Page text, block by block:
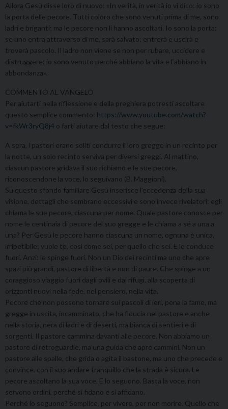
Allora Gesù disse loro di nuovo: «In verità, in verità io vi dico: io sono
la porta delle pecore. Tutti coloro che sono venuti prima di me, sono
ladri e briganti; ma le pecore non li hanno ascoltati. Io sono la porta:
se uno entra attraverso di me, sarà salvato; entrerà e uscirà e
troverà pascolo. Il ladro non viene se non per rubare, uccidere e
distruggere; io sono venuto perché abbiano la vita e l’abbiano in
abbondanza».
COMMENTO AL VANGELO
Per aiutarti nella riflessione e della preghiera potresti ascoltare
questo semplice commento: https://www.youtube.com/watch?
v=fkWr3ryQ8j4 o farti aiutare dal testo che segue:
A sera, i pastori erano soliti condurre il loro gregge in un recinto per
la notte, un solo recinto serviva per diversi greggi. Al mattino,
ciascun pastore gridava il suo richiamo e le sue pecore,
riconoscendone la voce, lo seguivano (B. Maggioni).
Su questo sfondo familiare Gesù inserisce l’eccedenza della sua
visione, dettagli che sembrano eccessivi e sono invece rivelatori: egli
chiama le sue pecore, ciascuna per nome. Quale pastore conosce per
nome le centinaia di pecore del suo gregge e le chiama a sé a una a
una? Per Gesù le pecore hanno ciascuna un nome, ognuna è unica,
irripetibile; vuole te, così come sei, per quello che sei. E le conduce
fuori. Anzi: le spinge fuori. Non un Dio dei recinti ma uno che apre
spazi più grandi, pastore di libertà e non di paure. Che spinge a un
coraggioso viaggio fuori dagli ovili e dai rifugi, alla scoperta di
orizzonti nuovi nella fede, nel pensiero, nella vita.
Pecore che non possono tornare sui pascoli di ieri, pena la fame, ma
gregge in uscita, incamminato, che ha fiducia nel pastore e anche
nella storia, nera di ladri e di deserti, ma bianca di sentieri e di
sorgenti. Il pastore cammina davanti alle pecore. Non abbiamo un
pastore di retroguardie, ma una guida che apre cammini. Non un
pastore alle spalle, che grida o agita il bastone, ma uno che precede e
convince, con il suo andare tranquillo che la strada è sicura. Le
pecore ascoltano la sua voce. E lo seguono. Basta la voce, non
servono ordini, perché si fidano e si affidano.
Perché lo seguono? Semplice, per vivere, per non morire. Quello che